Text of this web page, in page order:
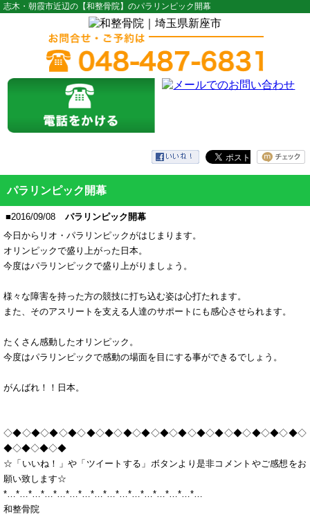
志木・朝霞市近辺の【和整骨院】のパラリンピック開幕
パラリンピック開幕
■2016/09/08
パラリンピック開幕
今日からリオ・パラリンピックがはじまります。
オリンピックで盛り上がった日本。
今度はパラリンピックで盛り上がりましょう。
様々な障害を持った方の競技に打ち込む姿は心打たれます。
また、そのアスリートを支える人達のサポートにも感心させられます。
たくさん感動したオリンピック。
今度はパラリンピックで感動の場面を目にする事ができるでしょう。
がんばれ！！日本。
◇◆◇◆◇◆◇◆◇◆◇◆◇◆◇◆◇◆◇◆◇◆◇◆◇◆◇◆◇◆◇◆◇
◆◇◆◇◆◇◆
☆「いいね！」や「ツイートする」ボタンより是非コメントやご感想をお
願い致します☆
*…*…*…*…*…*…*…*…*…*…*…*…*…*…*…*…
和整骨院